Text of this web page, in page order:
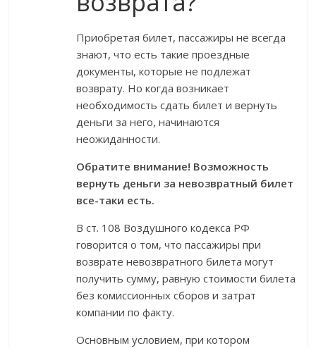
Приобретая билет, пассажиры не всегда
знают, что есть такие проездные
документы, которые не подлежат
возврату. Но когда возникает
необходимость сдать билет и вернуть
деньги за него, начинаются
неожиданности.
Обратите внимание! Возможность
вернуть деньги за невозвратный билет
все-таки есть.
В ст. 108 Воздушного кодекса РФ
говорится о том, что пассажиры при
возврате невозвратного билета могут
получить сумму, равную стоимости билета
без комиссионных сборов и затрат
компании по факту.
Основным условием, при котором